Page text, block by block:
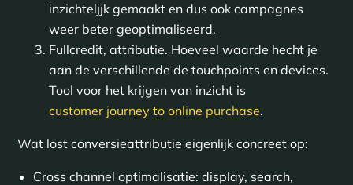
inzichteljjk gemaakt en dus ook campagnes
weer beter geoptimaliseerd.
Fullcredit, attributie. Hoeveel waarde hecht je
aan de verschillende de touchpoints en devices.
Tool voor het krijgen van inzicht is
customer journey to online purchase.
Wat lost conversieattributie eigenlijk concreet op:
Cross channel optimalisatie: display, search,